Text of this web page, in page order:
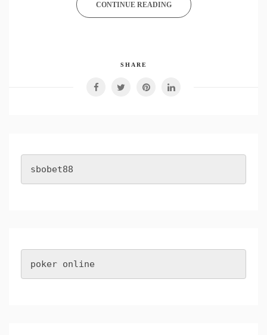
CONTINUE READING
SHARE
sbobet88
poker online